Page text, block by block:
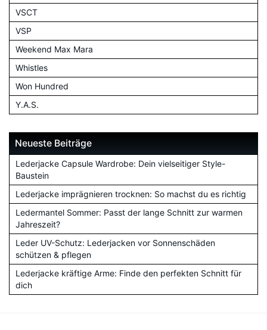
VSCT
VSP
Weekend Max Mara
Whistles
Won Hundred
Y.A.S.
Neueste Beiträge
Lederjacke Capsule Wardrobe: Dein vielseitiger Style-
Baustein
Lederjacke imprägnieren trocknen: So machst du es richtig
Ledermantel Sommer: Passt der lange Schnitt zur warmen
Jahreszeit?
Leder UV-Schutz: Lederjacken vor Sonnenschäden
schützen & pflegen
Lederjacke kräftige Arme: Finde den perfekten Schnitt für
dich